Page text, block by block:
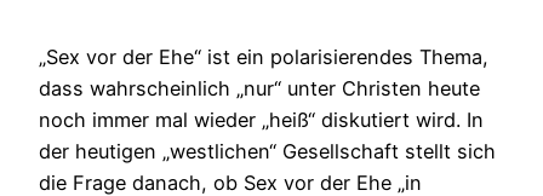
„Sex vor der Ehe“ ist ein polarisierendes Thema,
dass wahrscheinlich „nur“ unter Christen heute
noch immer mal wieder „heiß“ diskutiert wird. In
der heutigen „westlichen“ Gesellschaft stellt sich
die Frage danach, ob Sex vor der Ehe „in